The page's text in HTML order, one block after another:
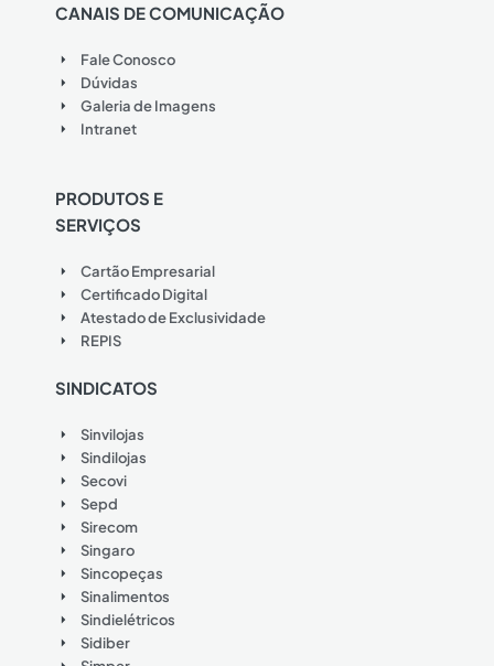
CANAIS DE COMUNICAÇÃO
Fale Conosco
Dúvidas
Galeria de Imagens
Intranet
PRODUTOS E
SERVIÇOS
Cartão Empresarial
Certificado Digital
Atestado de Exclusividade
REPIS
SINDICATOS
Sinvilojas
Sindilojas
Secovi
Sepd
Sirecom
Singaro
Sincopeças
Sinalimentos
Sindielétricos
Sidiber